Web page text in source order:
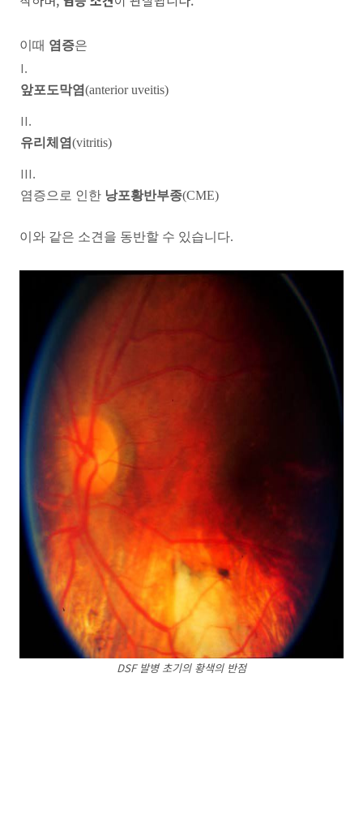
이때 염증은
앞포도막염(anterior uveitis)
유리체염(vitritis)
염증으로 인한 낭포황반부종(CME)
이와 같은 소견을 동반할 수 있습니다.
DSF 발병 초기의 황색의 반점